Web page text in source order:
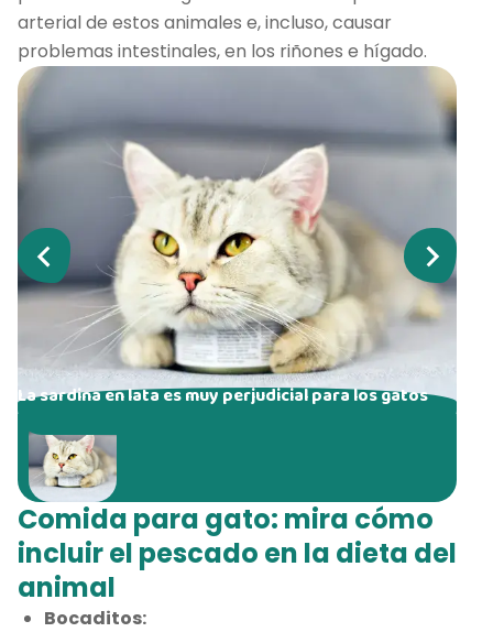
arterial de estos animales e, incluso, causar
problemas intestinales, en los riñones e hígado.
La sardina en lata es muy perjudicial para los gatos
Comida para gato: mira cómo
incluir el pescado en la dieta del
animal
Bocaditos: